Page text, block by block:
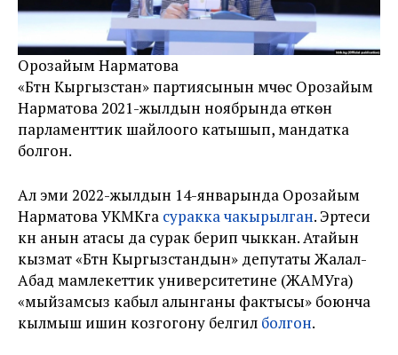
Орозайым Нарматова
«Бүтүн Кыргызстан» партиясынын мүчөсү Орозайым
Нарматова 2021-жылдын ноябрында өткөн
парламенттик шайлоого катышып, мандатка
болгон.
Ал эми 2022-жылдын 14-январында Орозайым
Нарматова УКМКга суракка чакырылган. Эртеси
күнү анын атасы да сурак берип чыккан. Атайын
кызмат «Бүтүн Кыргызстандын» депутаты Жалал-
Абад мамлекеттик университетине (ЖАМУга)
«мыйзамсыз кабыл алынганы фактысы» боюнча
кылмыш ишин козгогону белгилүү болгон.